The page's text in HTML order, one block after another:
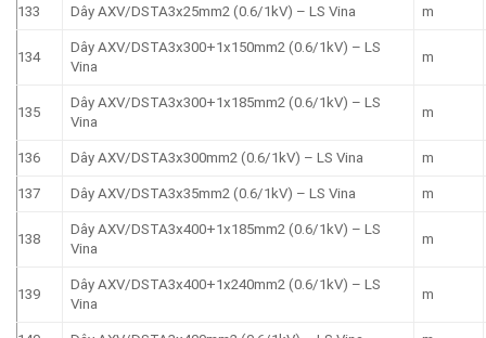
133 Dây AXV/DSTA3x25mm2 (0.6/1kV) – LS Vina m
134
Dây AXV/DSTA3x300+1x150mm2 (0.6/1kV) – LS
Vina
m
135
Dây AXV/DSTA3x300+1x185mm2 (0.6/1kV) – LS
Vina
m
136 Dây AXV/DSTA3x300mm2 (0.6/1kV) – LS Vina m
137 Dây AXV/DSTA3x35mm2 (0.6/1kV) – LS Vina m
138
Dây AXV/DSTA3x400+1x185mm2 (0.6/1kV) – LS
Vina
m
139
Dây AXV/DSTA3x400+1x240mm2 (0.6/1kV) – LS
Vina
m